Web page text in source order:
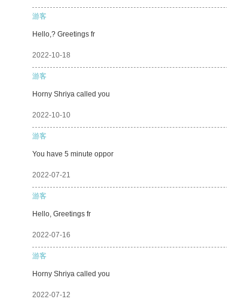
游客
Hello,? Greetings fr
2022-10-18
游客
Horny Shriya called you
2022-10-10
游客
You have 5 minute oppor
2022-07-21
游客
Hello, Greetings fr
2022-07-16
游客
Horny Shriya called you
2022-07-12